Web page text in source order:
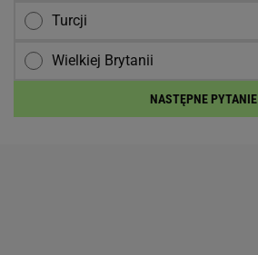
Turcji
Wielkiej Brytanii
NASTĘPNE PYTANIE